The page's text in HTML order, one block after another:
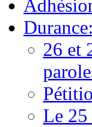
26 et
Le 25